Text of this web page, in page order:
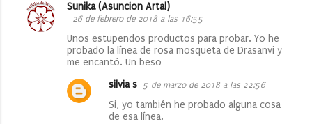
C
Sunika (Asuncion Artal)
26 de febrero de 2018 a las 16:55
Unos estupendos productos para probar. Yo he
probado la línea de rosa mosqueta de Drasanvi y
me encantó. Un beso
silvia s 5 de marzo de 2018 a las 22:56
Si, yo también he probado alguna cosa
de esa línea.